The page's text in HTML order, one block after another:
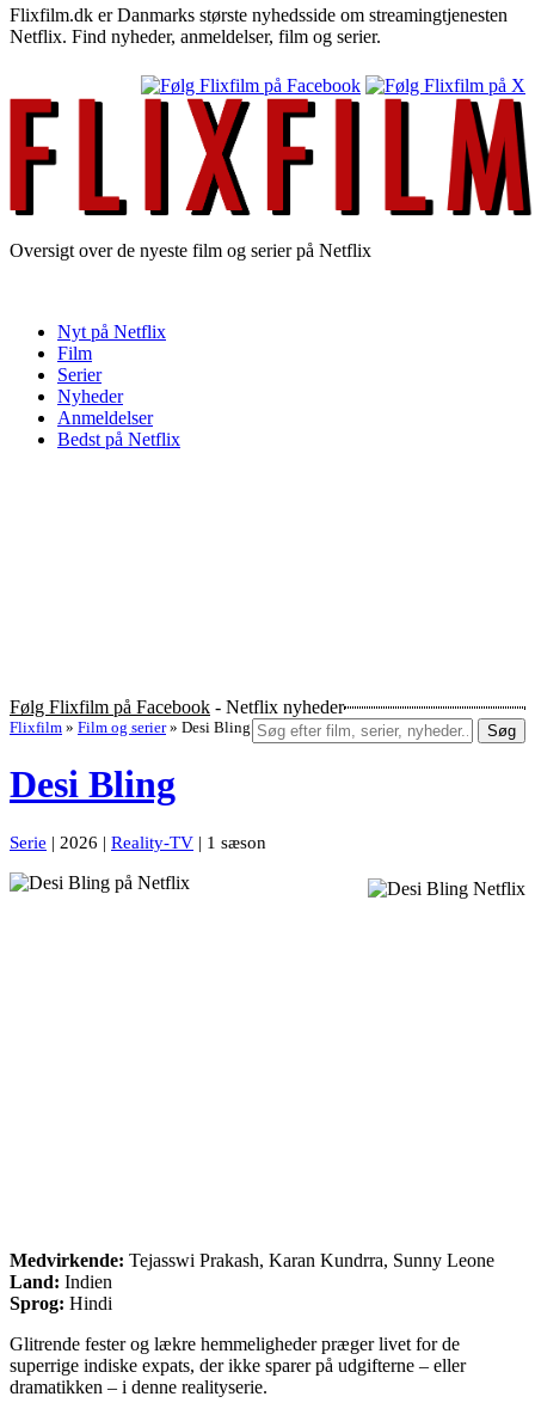
Flixfilm.dk er Danmarks største nyhedsside om streamingtjenesten
Netflix. Find nyheder, anmeldelser, film og serier.
Oversigt over de nyeste film og serier på Netflix
Nyt på Netflix
Film
Serier
Nyheder
Anmeldelser
Bedst på Netflix
Følg Flixfilm på Facebook - Netflix nyheder
Søg
Flixfilm » Film og serier » Desi Bling
Desi Bling
Serie | 2026 | Reality-TV | 1 sæson
Medvirkende: Tejasswi Prakash, Karan Kundrra, Sunny Leone
Land: Indien
Sprog: Hindi
Glitrende fester og lækre hemmeligheder præger livet for de
superrige indiske expats, der ikke sparer på udgifterne – eller
dramatikken – i denne realityserie.